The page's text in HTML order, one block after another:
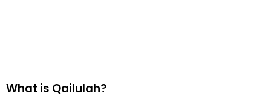
What is Qailulah?